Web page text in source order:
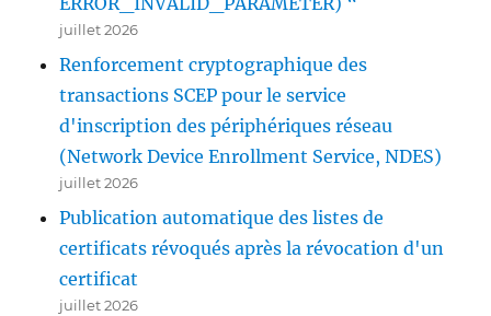
juillet 2026
Renforcement cryptographique des
transactions SCEP pour le service
d'inscription des périphériques réseau
(Network Device Enrollment Service, NDES)
juillet 2026
Publication automatique des listes de
certificats révoqués après la révocation d'un
certificat
juillet 2026